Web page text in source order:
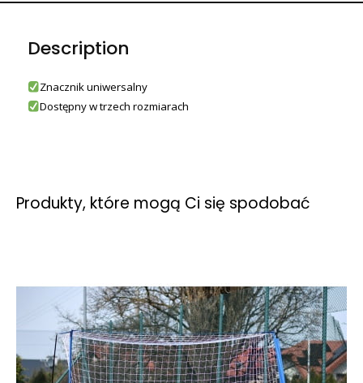
Description
Znacznik uniwersalny
Dostępny w trzech rozmiarach
Produkty, które mogą Ci się spodobać